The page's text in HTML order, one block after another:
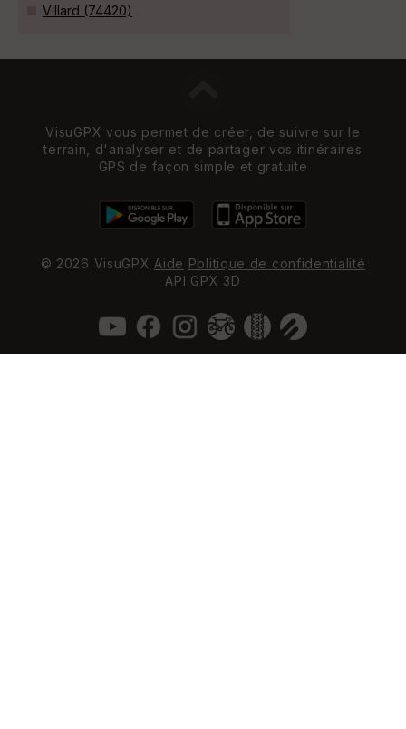
Villard (74420)
VisuGPX vous permet de créer, de suivre sur le
terrain, d'analyser et de partager vos itinéraires
GPS de façon simple et gratuite
© 2026 VisuGPX Aide Politique de confidentialité
API GPX 3D